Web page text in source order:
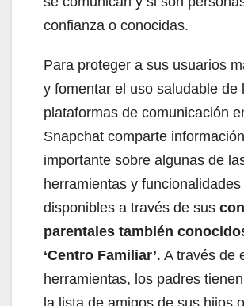
confianza o conocidas.
Para proteger a sus usuarios
y fomentar el uso saludable de
plataformas de comunicación
Snapchat comparte información
importante sobre algunas de
herramientas y funcionalidades
disponibles a través de sus
parentales también
‘Centro Familiar’. A través de
herramientas, los padres
la lista de amigos de sus hijos